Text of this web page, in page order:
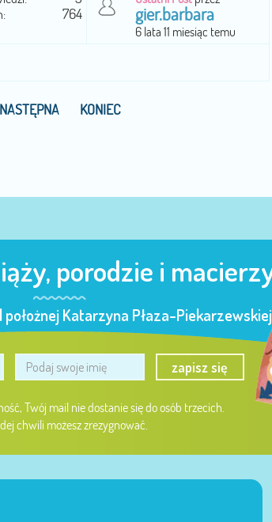
764 gier.barbara
6 lata 11 miesiąc temu
NASTĘPNA KONIEC
porodzie i
Katarzyna Płaza-
zapisz się
Twój mail nie dostanie się do osób trzecich.
chwili możesz zrezygnować.